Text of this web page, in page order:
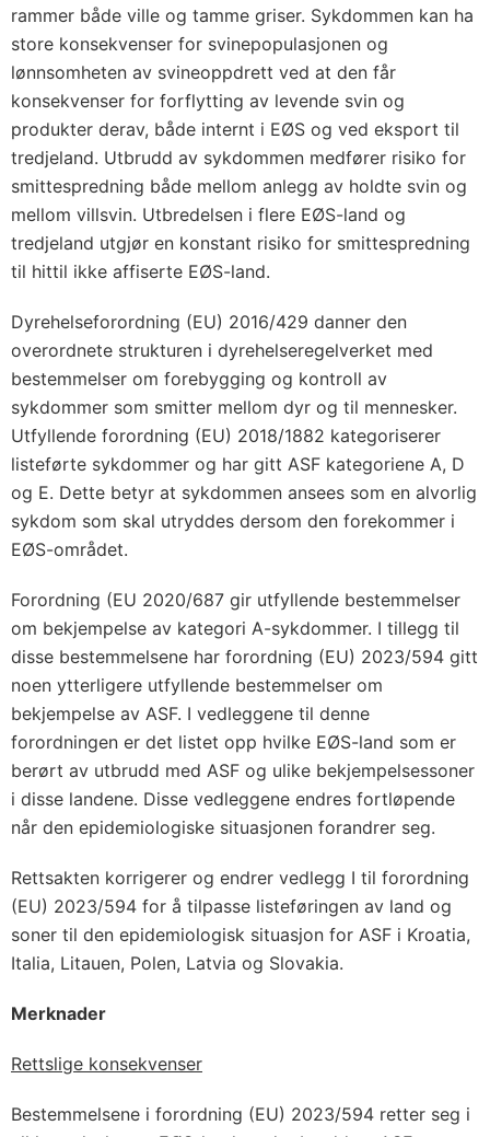
rammer både ville og tamme griser. Sykdommen kan ha
store konsekvenser for svinepopulasjonen og
lønnsomheten av svineoppdrett ved at den får
konsekvenser for forflytting av levende svin og
produkter derav, både internt i EØS og ved eksport til
tredjeland. Utbrudd av sykdommen medfører risiko for
smittespredning både mellom anlegg av holdte svin og
mellom villsvin. Utbredelsen i flere EØS-land og
tredjeland utgjør en konstant risiko for smittespredning
til hittil ikke affiserte EØS-land.
Dyrehelseforordning (EU) 2016/429 danner den
overordnete strukturen i dyrehelseregelverket med
bestemmelser om forebygging og kontroll av
sykdommer som smitter mellom dyr og til mennesker.
Utfyllende forordning (EU) 2018/1882 kategoriserer
listeførte sykdommer og har gitt ASF kategoriene A, D
og E. Dette betyr at sykdommen ansees som en alvorlig
sykdom som skal utryddes dersom den forekommer i
EØS-området.
Forordning (EU 2020/687 gir utfyllende bestemmelser
om bekjempelse av kategori A-sykdommer. I tillegg til
disse bestemmelsene har forordning (EU) 2023/594 gitt
noen ytterligere utfyllende bestemmelser om
bekjempelse av ASF. I vedleggene til denne
forordningen er det listet opp hvilke EØS-land som er
berørt av utbrudd med ASF og ulike bekjempelsessoner
i disse landene. Disse vedleggene endres fortløpende
når den epidemiologiske situasjonen forandrer seg.
Rettsakten korrigerer og endrer vedlegg I til forordning
(EU) 2023/594 for å tilpasse listeføringen av land og
soner til den epidemiologisk situasjon for ASF i Kroatia,
Italia, Litauen, Polen, Latvia og Slovakia.
Merknader
Rettslige konsekvenser
Bestemmelsene i forordning (EU) 2023/594 retter seg i